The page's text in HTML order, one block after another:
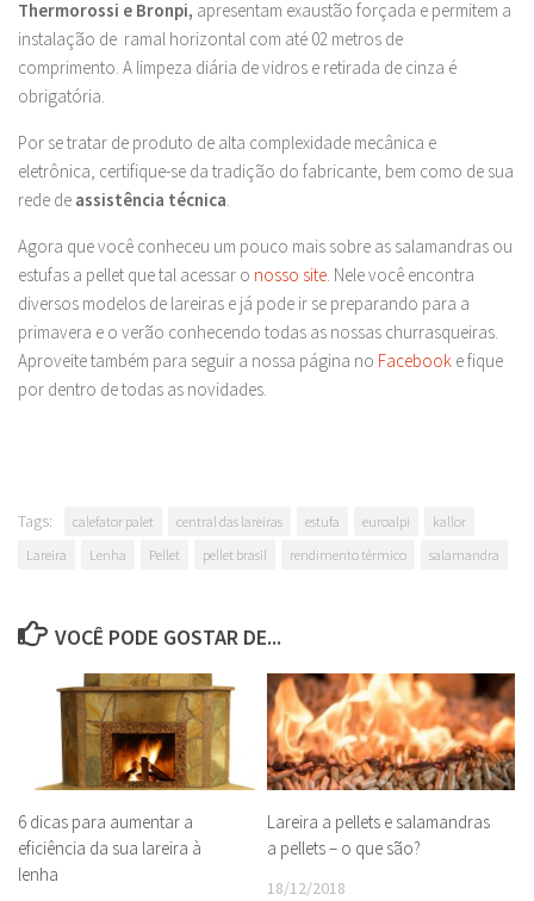
Thermorossi e Bronpi, apresentam exaustão forçada e permitem a
instalação de ramal horizontal com até 02 metros de
comprimento. A limpeza diária de vidros e retirada de cinza é
obrigatória.
Por se tratar de produto de alta complexidade mecânica e
eletrônica, certifique-se da tradição do fabricante, bem como de sua
rede de assistência técnica
Agora que você conheceu um pouco mais sobre as salamandras ou
estufas a pellet que tal acessar o nosso site . Nele você encontra
diversos modelos de lareiras e já pode ir se preparando para a
primavera e o verão conhecendo todas as nossas churrasqueiras.
Aproveite também para seguir a nossa página no Facebook e fique
por dentro de todas as novidades.
Tags: calefator palet central das lareiras estufa euroalpi
kallor
Lareira
Lenha Pellet pellet brasil rendimento térmico salamandra
VOCÊ PODE GOSTAR DE...
6 dicas para aumentar a
eficiência da sua lareira à
lenha
Lareira a pellets e salamandras
a pellets – o que são?
18/12/2018